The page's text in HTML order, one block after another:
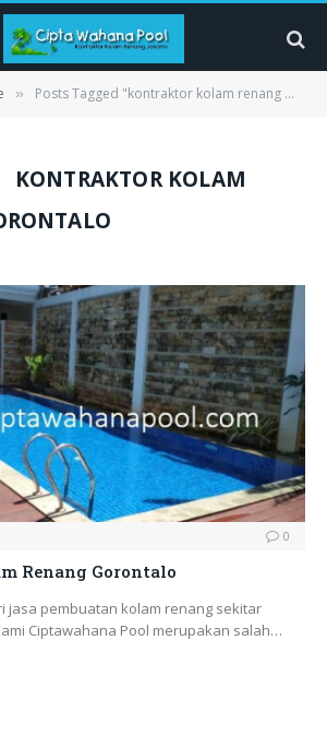
» Posts Tagged "kontraktor kolam renang gorontalo"
KONTRAKTOR KOLAM
0
Renang Gorontalo
jasa pembuatan kolam renang sekitar
Ciptawahana Pool merupakan salah…